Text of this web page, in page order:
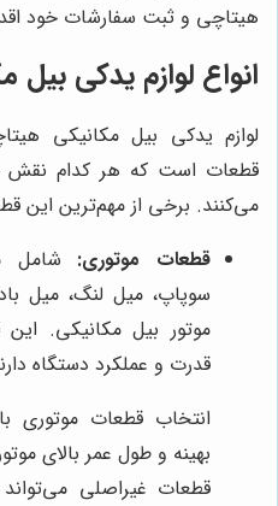
هیتاچی و ثبت سفارشات خود
انواع لوازم یدکی
لوازم یدکی بیل مکانیکی
قطعات است که هر کدام نقش
می‌کنند. برخی از مهم‌ترین این
قطعات موتوری: شامل
سوپاپ، میل لنگ، میل
موتور بیل مکانیکی.
قدرت و عملکرد دستگاه
انتخاب قطعات موتوری
بهینه و طول عمر بالای
قطعات غیراصلی